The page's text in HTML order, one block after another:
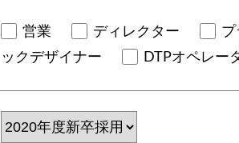
営業 ディレクター プ
ックデザイナー
DTPオペレー